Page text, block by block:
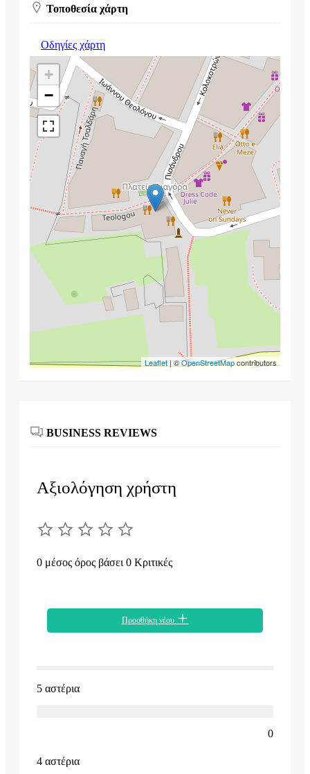
Τοποθεσία χάρτη
Οδηγίες χάρτη
+
−
Leaflet | ©OpenStreetMapcontributors
BUSINESS REVIEWS
Αξιολόγηση χρήστη
0 μέσος όρος βάσει 0 Κριτικές
Προσθήκη νέου
5 αστέρια
0
4 αστέρια